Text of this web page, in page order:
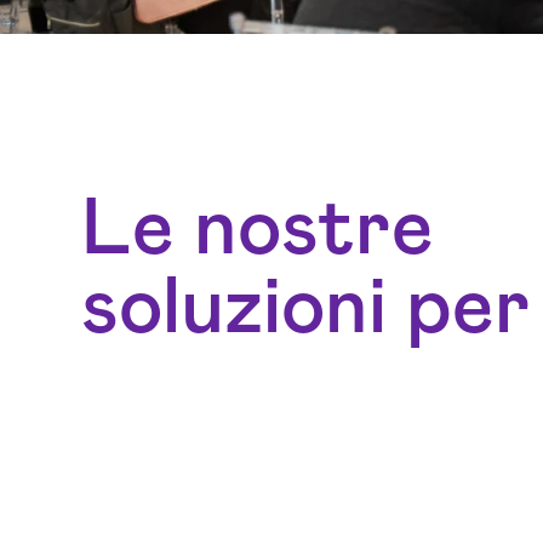
Le nostre
soluzioni